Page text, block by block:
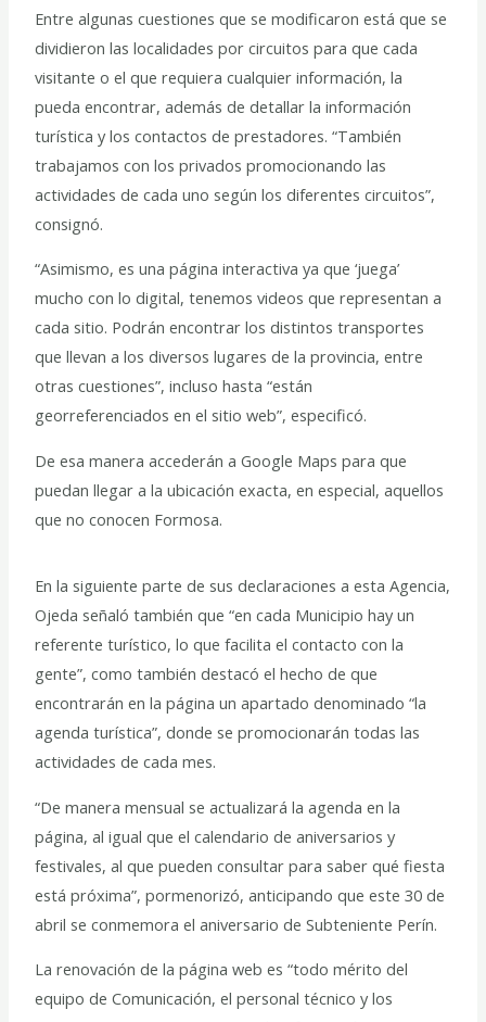
Entre algunas cuestiones que se modificaron está que se
dividieron las localidades por circuitos para que cada
visitante o el que requiera cualquier información, la
pueda encontrar, además de detallar la información
turística y los contactos de prestadores. “También
trabajamos con los privados promocionando las
actividades de cada uno según los diferentes circuitos”,
consignó.
“Asimismo, es una página interactiva ya que ‘juega’
mucho con lo digital, tenemos videos que representan a
cada sitio. Podrán encontrar los distintos transportes
que llevan a los diversos lugares de la provincia, entre
otras cuestiones”, incluso hasta “están
georreferenciados en el sitio web”, especificó.
De esa manera accederán a Google Maps para que
puedan llegar a la ubicación exacta, en especial, aquellos
que no conocen Formosa.
En la siguiente parte de sus declaraciones a esta Agencia,
Ojeda señaló también que “en cada Municipio hay un
referente turístico, lo que facilita el contacto con la
gente”, como también destacó el hecho de que
encontrarán en la página un apartado denominado “la
agenda turística”, donde se promocionarán todas las
actividades de cada mes.
“De manera mensual se actualizará la agenda en la
página, al igual que el calendario de aniversarios y
festivales, al que pueden consultar para saber qué fiesta
está próxima”, pormenorizó, anticipando que este 30 de
abril se conmemora el aniversario de Subteniente Perín.
La renovación de la página web es “todo mérito del
equipo de Comunicación, el personal técnico y los